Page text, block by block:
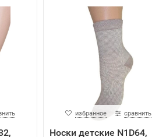
избранное сравнить
Носки детские N1D64,